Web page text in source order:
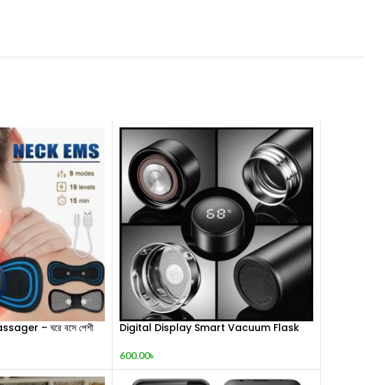
– ঘরে বসে পেশী
Digital Display Smart Vacuum Flask
600.00৳